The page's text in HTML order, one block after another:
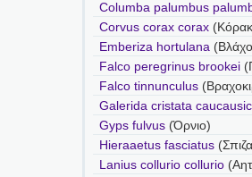
Columba palumbus
Corvus corax corax
Emberiza hortulana
Falco peregrinus brookei
Falco tinnunculus
Galerida cristata
Gyps fulvus (Όρνιο)
Hieraaetus fasciatus
Lanius collurio collurio